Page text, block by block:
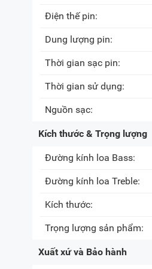
Điện thế pin:
Dung lượng pin:
Thời gian sạc pin:
Thời gian sử dụng:
Nguồn sạc:
Kích thước & Trọng lượng
Đường kính loa Bass:
Đường kính loa Treble:
Kích thước:
Trọng lượng sản phẩm:
Xuất xứ và Bảo hành